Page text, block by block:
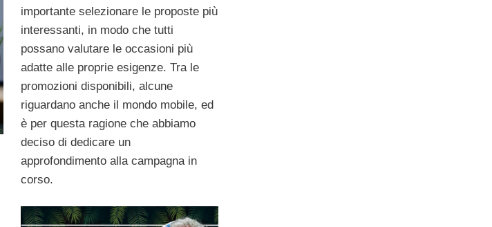
importante selezionare le proposte più
interessanti, in modo che tutti
possano valutare le occasioni più
adatte alle proprie esigenze. Tra le
promozioni disponibili, alcune
riguardano anche il mondo mobile, ed
è per questa ragione che abbiamo
deciso di dedicare un
approfondimento alla campagna in
corso.